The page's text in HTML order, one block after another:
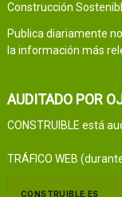
Construcción
Publica diariamente
la información más
AUDITADO POR
CONSTRUIBLE está
TRÁFICO WEB